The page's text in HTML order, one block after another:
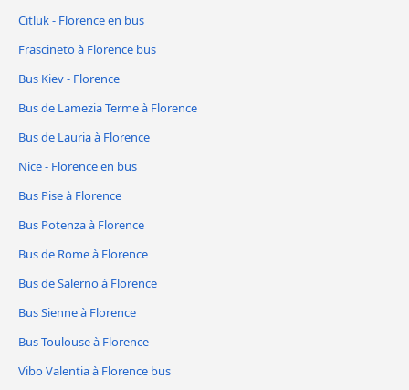
Citluk - Florence en bus
Frascineto à Florence bus
Bus Kiev - Florence
Bus de Lamezia Terme à Florence
Bus de Lauria à Florence
Nice - Florence en bus
Bus Pise à Florence
Bus Potenza à Florence
Bus de Rome à Florence
Bus de Salerno à Florence
Bus Sienne à Florence
Bus Toulouse à Florence
Vibo Valentia à Florence bus